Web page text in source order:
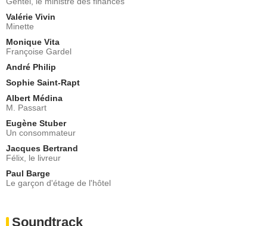
Valérie Vivin
Minette
Monique Vita
Françoise Gardel
André Philip
Sophie Saint-Rapt
Albert Médina
M. Passart
Eugène Stuber
Un consommateur
Jacques Bertrand
Félix, le livreur
Paul Barge
Le garçon d'étage de l'hôtel
Soundtrack